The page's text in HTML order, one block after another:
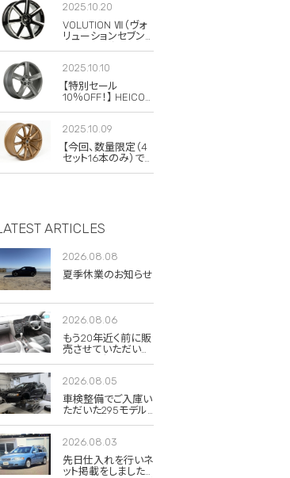
ERAD（電動リアアク
スル駆動）交換・エア
コンコンプレッサー
交換
2025.10.20
VOLUTION Ⅶ（ヴォ
リューションセブン）
2025.10.10
【特別セール
10％OFF！】 HEICO
Classic 8×19 チタニ
ウム 4本セット
2025.10.09
【今回、数量限定（4
セット16本のみ）で
ARTICLES
2026.08.08
夏季休業のお知らせ
2026.08.06
もう20年近く前に販
売させていただいた
ました。
2026.08.05
車検整備でご入庫い
ただいた295モデル
2026.08.03
先日仕入れを行いネ
ット掲載をしました